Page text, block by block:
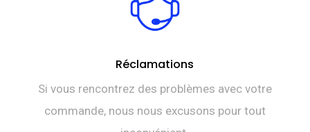
Réclamations
Si vous rencontrez des problèmes avec votre
commande, nous nous excusons pour tout